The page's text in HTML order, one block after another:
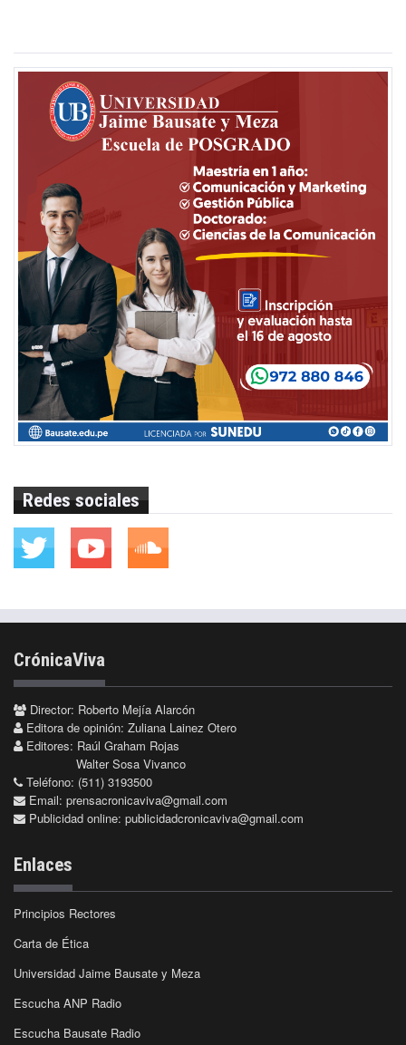
Redes sociales
CrónicaViva
Director: Roberto Mejía Alarcón
Editora de opinión: Zuliana Lainez Otero
Editores: Raúl Graham Rojas
Walter Sosa Vivanco
Teléfono: (511) 3193500
Email: prensacronicaviva@gmail.com
Publicidad online: publicidadcronicaviva@gmail.com
Enlaces
Principios Rectores
Carta de Ética
Universidad Jaime Bausate y Meza
Escucha ANP Radio
Escucha Bausate Radio